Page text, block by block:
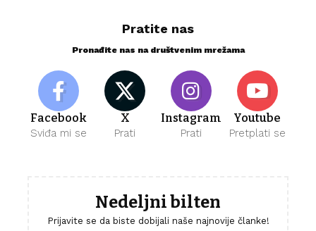
Pratite nas
Pronađite nas na društvenim mrežama
Facebook
Sviđa mi se
X
Prati
Instagram
Prati
Youtube
Pretplati se
Nedeljni bilten
Prijavite se da biste dobijali naše najnovije članke!